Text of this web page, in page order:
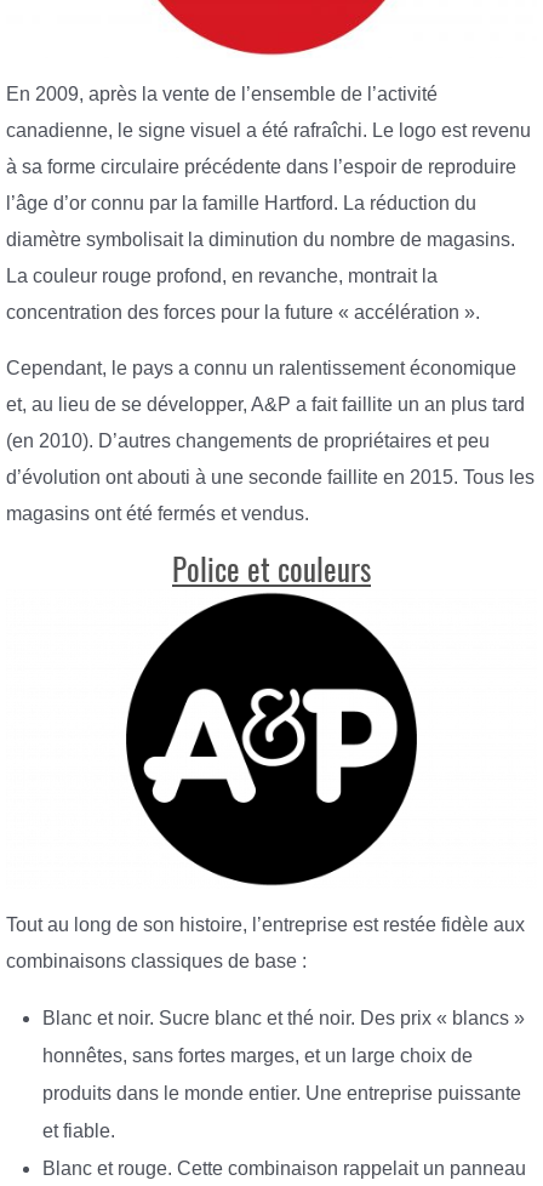
En 2009, après la vente de l’ensemble de l’activité
canadienne, le signe visuel a été rafraîchi. Le logo est revenu
à sa forme circulaire précédente dans l’espoir de reproduire
l’âge d’or connu par la famille Hartford. La réduction du
diamètre symbolisait la diminution du nombre de magasins.
La couleur rouge profond, en revanche, montrait la
concentration des forces pour la future « accélération ».
Cependant, le pays a connu un ralentissement économique
et, au lieu de se développer, A&P a fait faillite un an plus tard
(en 2010). D’autres changements de propriétaires et peu
d’évolution ont abouti à une seconde faillite en 2015. Tous les
magasins ont été fermés et vendus.
Police et couleurs
Tout au long de son histoire, l’entreprise est restée fidèle aux
combinaisons classiques de base :
Blanc et noir. Sucre blanc et thé noir. Des prix « blancs »
honnêtes, sans fortes marges, et un large choix de
produits dans le monde entier. Une entreprise puissante
et fiable.
Blanc et rouge. Cette combinaison rappelait un panneau